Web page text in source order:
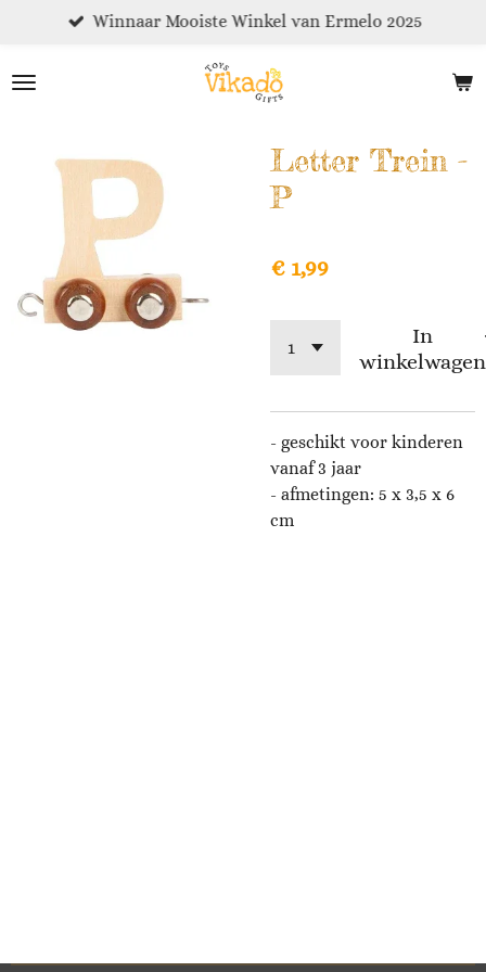
naar
Winnaar Mooiste Winkel van Ermelo 2025
Letter Trein -
P
€ 1,99
In
winkelwagen
- geschikt voor kinderen
vanaf 3 jaar
- afmetingen: 5 x 3,5 x 6
cm